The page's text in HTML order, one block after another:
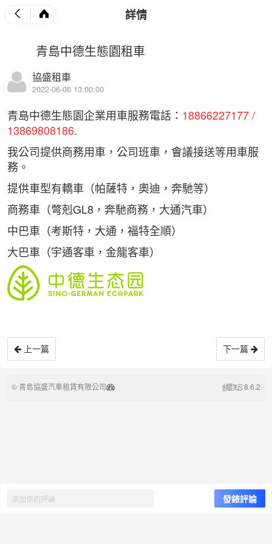
詳情
青島中德生態園租車
協盛租車
2022-06-06 13:00:00
青島中德生態園企業用車服務電話： 18866227177 /
13869808186.
我公司提供商務用車，公司班車，會議接送等用車服
務。
提供車型有轎車（帕薩特，奧迪，奔馳等）
商務車（彆剋GL8，奔馳商務，大通汽車）
中巴車（考斯特，大通，福特全順）
大巴車（宇通客車，金龍客車）
上一篇 下一篇
© 青島協盛汽車租賃有限公司 8.6.2